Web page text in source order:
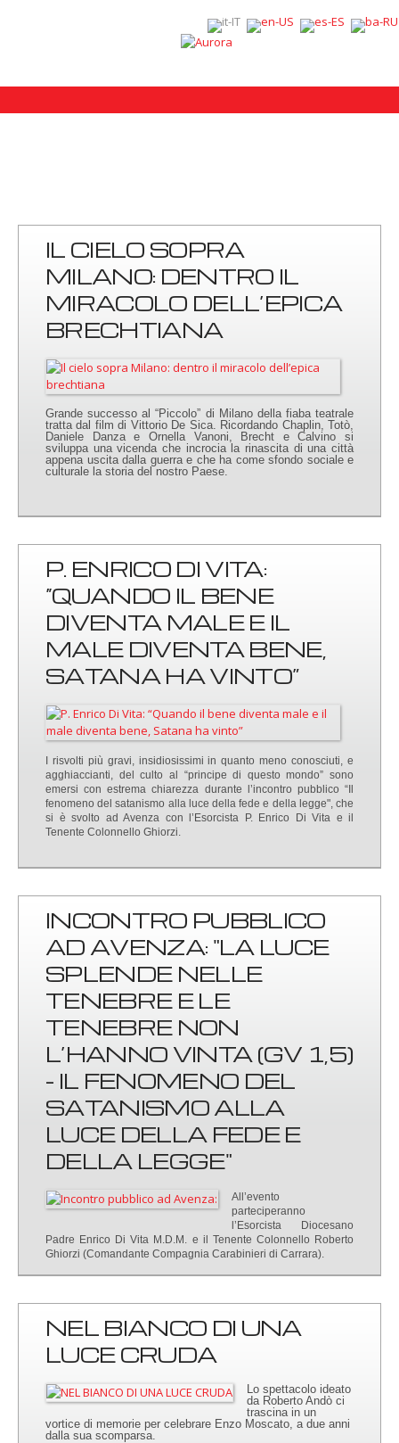
IL CIELO SOPRA
MILANO: DENTRO IL
MIRACOLO DELL’EPICA
BRECHTIANA
Grande successo al “Piccolo” di Milano della fiaba teatrale
tratta dal film di Vittorio De Sica. Ricordando Chaplin, Totò,
Daniele Danza e Ornella Vanoni, Brecht e Calvino si
sviluppa una vicenda che incrocia la rinascita di una città
appena uscita dalla guerra e che ha come sfondo sociale e
culturale la storia del nostro Paese.
P. ENRICO DI VITA:
“QUANDO IL BENE
DIVENTA MALE E IL
MALE DIVENTA BENE,
SATANA HA VINTO”
I risvolti più gravi, insidiosissimi in quanto meno conosciuti, e
agghiaccianti, del culto al “principe di questo mondo” sono
emersi con estrema chiarezza durante l’incontro pubblico “Il
fenomeno del satanismo alla luce della fede e della legge", che
si è svolto ad Avenza con l’Esorcista P. Enrico Di Vita e il
Tenente Colonnello Ghiorzi.
INCONTRO PUBBLICO
AD AVENZA: "LA LUCE
SPLENDE NELLE
TENEBRE E LE
TENEBRE NON
L’HANNO VINTA (GV 1,5)
- IL FENOMENO DEL
SATANISMO ALLA
LUCE DELLA FEDE E
DELLA LEGGE"
All’evento
parteciperanno
l’Esorcista Diocesano
Padre Enrico Di Vita M.D.M. e il Tenente Colonnello Roberto
Ghiorzi (Comandante Compagnia Carabinieri di Carrara).
NEL BIANCO DI UNA
LUCE CRUDA
Lo spettacolo ideato
da Roberto Andò ci
trascina in un
vortice di memorie per celebrare Enzo Moscato, a due anni
dalla sua scomparsa.